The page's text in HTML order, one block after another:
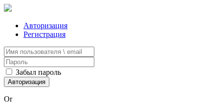
Авторизация
Регистрация
Забыл пароль
Or